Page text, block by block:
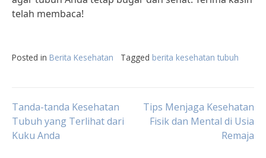
telah membaca!
Posted in Berita Kesehatan Tagged berita kesehatan tubuh
Post
navigation
Tanda-tanda Kesehatan
Tubuh yang Terlihat dari
Kuku Anda
Tips Menjaga Kesehatan
Fisik dan Mental di Usia
Remaja